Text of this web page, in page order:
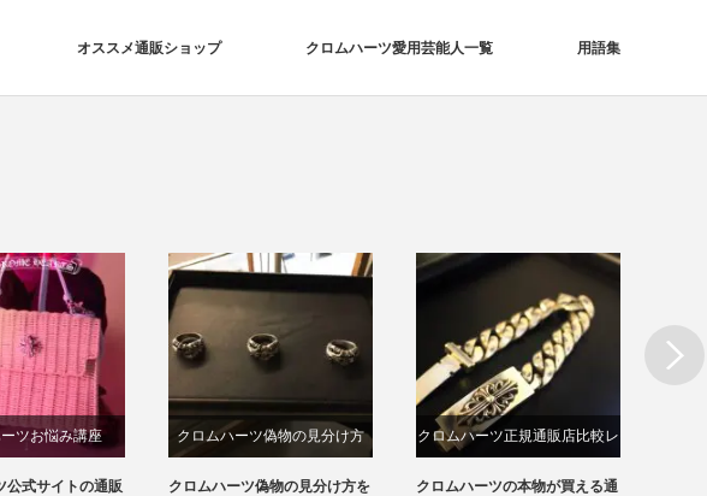
オススメ通販ショップ クロムハーツ愛用芸能人一覧 用語集
ツお悩み講座
公式サイトの通販
クロムハーツ偽物の見分け方
クロムハーツ偽物の見分け方を
クロムハーツ正規通販店比較レ
ビュー
クロムハーツの本物が買える通
Next